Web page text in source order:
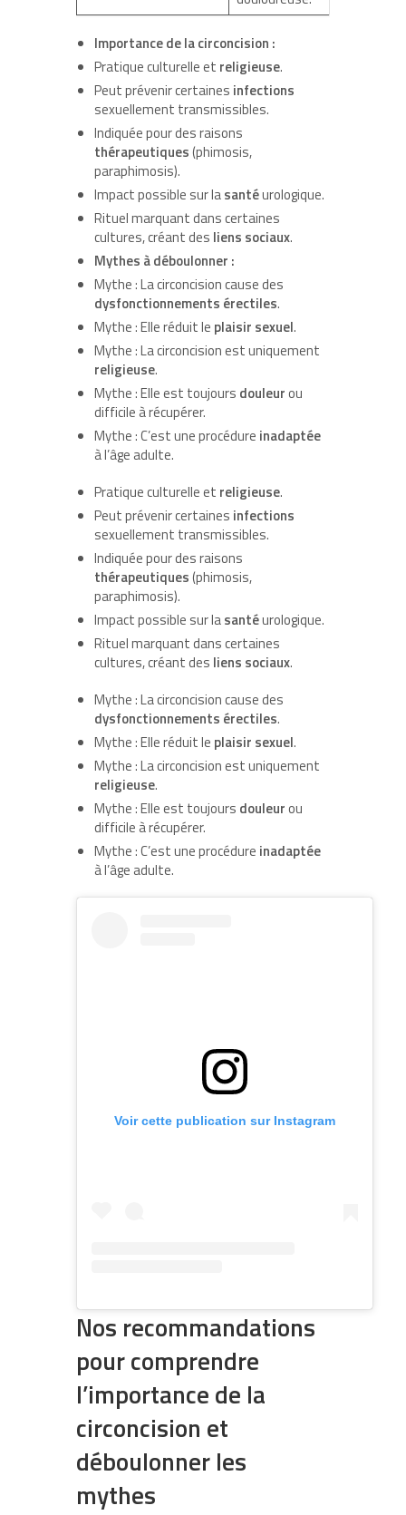
Importance de la circoncision :
Pratique culturelle et religieuse.
Peut prévenir certaines infections
sexuellement transmissibles.
Indiquée pour des raisons
thérapeutiques(phimosis,
paraphimosis).
Impact possible sur lasantéurologique.
Rituel marquant dans certaines
cultures, créant des liens sociaux.
Mythes à déboulonner :
Mythe : La circoncision cause des
dysfonctionnements érectiles.
Mythe : Elle réduit le plaisir sexuel.
Mythe : La circoncision est uniquement
religieuse.
Mythe : Elle est toujours douleurou
difficile à récupérer.
Mythe : C’est une procédure inadaptée
à l’âge adulte.
Pratique culturelle et religieuse.
Peut prévenir certaines infections
sexuellement transmissibles.
Indiquée pour des raisons
thérapeutiques(phimosis,
paraphimosis).
Impact possible sur lasantéurologique.
Rituel marquant dans certaines
cultures, créant des liens sociaux.
Mythe : La circoncision cause des
dysfonctionnements érectiles.
Mythe : Elle réduit le plaisir sexuel.
Mythe : La circoncision est uniquement
religieuse.
Mythe : Elle est toujours douleurou
difficile à récupérer.
Mythe : C’est une procédure inadaptée
à l’âge adulte.
Voir cette publication sur Instagram
Nos recommandations
pour comprendre
l’importance de la
circoncision et
déboulonner les
mythes